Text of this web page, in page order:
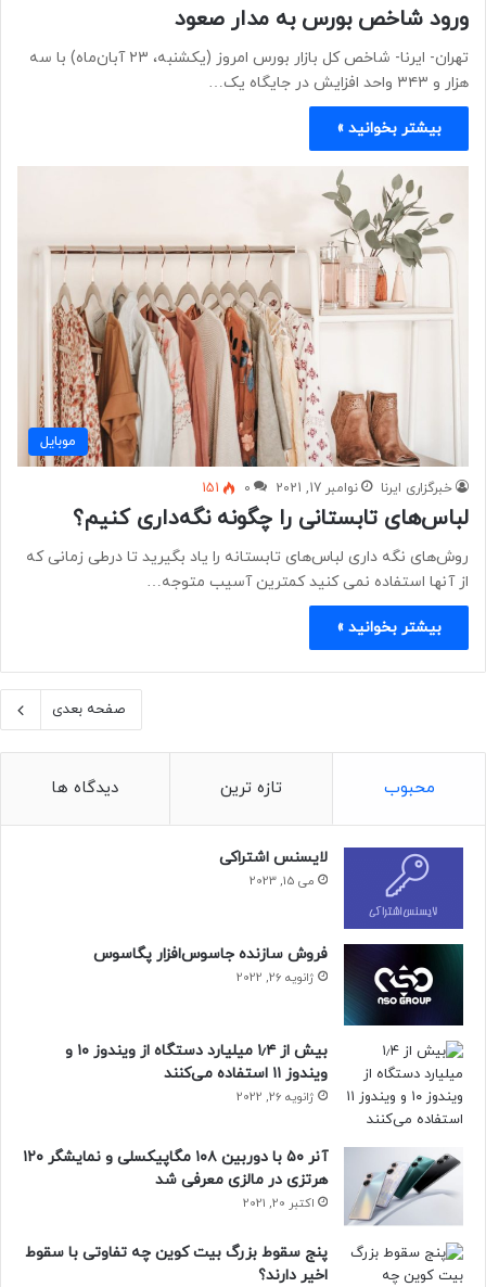
ورود شاخص بورس به مدار صعود
تهران- ایرنا- شاخص کل بازار بورس امروز (یکشنبه، ۲۳ آبان‌ماه) با سه
‌هزار و ۳۴۳ واحد افزایش در جایگاه یک…
بیشتر بخوانید »
موبايل
خبرگزاری ایرنا نوامبر 17, 2021 0
151
لباس‌های تابستانی را چگونه نگه‌داری کنیم؟
روش‌های نگه داری لباس‌های تابستانه را یاد بگیرید تا درطی زمانی که
از آنها استفاده نمی کنید کمترین آسیب متوجه…
بیشتر بخوانید »
صفحه بعدی
محبوب تازه ترین دیدگاه ها
لایسنس اشتراکی
می 15, 2023
فروش سازنده جاسوس‌افزار پگاسوس
ژانویه 26, 2022
بیش از ۱٫۴ میلیارد دستگاه از ویندوز ۱۰ و
ویندوز ۱۱ استفاده می‌کنند
ژانویه 26, 2022
آنر ۵۰ با دوربین ۱۰۸ مگاپیکسلی و نمایشگر ۱۲۰
هرتزی در مالزی معرفی شد
اکتبر 20, 2021
پنج سقوط بزرگ بیت کوین چه تفاوتی با سقوط
اخیر دارند؟